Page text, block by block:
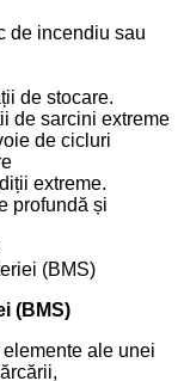
de incendiu sau
de stocare.
de sarcini extreme
de cicluri
extreme.
profundă și
(BMS)
(BMS)
ale unei